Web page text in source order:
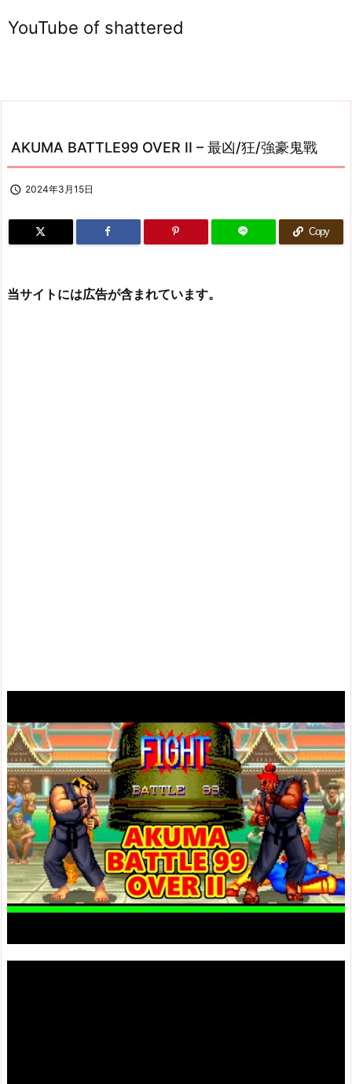
YouTube of shattered
AKUMA BATTLE99 OVER II – 最凶/狂/強豪鬼戰
 2024年3月15日
Copy
当サイトには広告が含まれています。